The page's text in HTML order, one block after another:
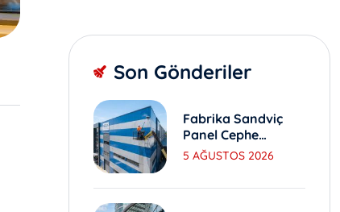
Son Gönderiler
Fabrika Sandviç
Panel Cephe
Yıkama Ve Bakım
5 AĞUSTOS 2026